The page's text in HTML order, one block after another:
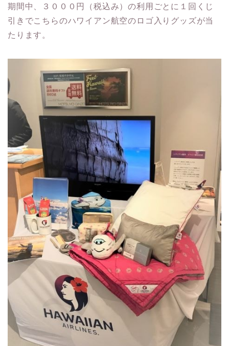
期間中、３０００円（税込み）の利用ごとに１回くじ
引きでこちらのハワイアン航空のロゴ入りグッズが当
たります。